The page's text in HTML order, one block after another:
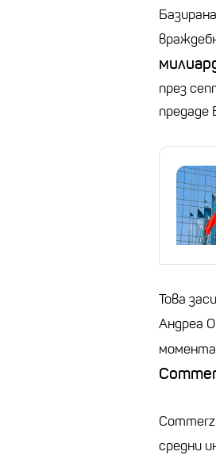
през
предаде
Това
Андреа
средни